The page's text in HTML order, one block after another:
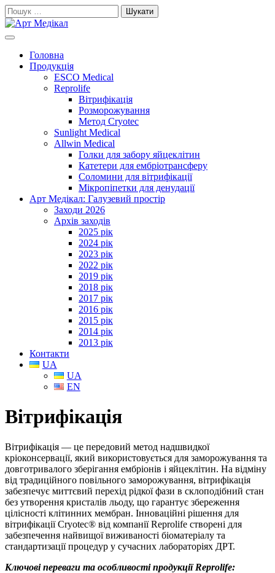
Skip
to
content
Пошук:
Арт Медікал
матеріалиГоловна
Продукція
ESCO Medical
Reprolife
Вітрифікація
Розморожування
Метод Cryotec
Sunlight Medical
Allwin Medical
Голки для забору яйцеклітин
Катетери для ембріотрансферу
Соломини для вітрифікації
Мікропіпетки для денудації
Арт Медікал: Галузевий простір
Заходи 2026
Архів заходів
2025 рік
2024 рік
2023 рік
2022 рік
2019 рік
2018 рік
2017 рік
2016 рік
2015 рік
2014 рік
2013 рік
Контакти
UA
UA
EN
Вітрифікація
Вітрифікація — це передовий метод надшвидкої
кріоконсервації, який використовується для заморожування та
довготривалого зберігання ембріонів і яйцеклітин. На відміну
від традиційного повільного заморожування, вітрифікація
забезпечує миттєвий перехід рідкої фази в склоподібний стан
без утворення кристалів льоду, що гарантує збереження
цілісності клітинних мембран. Інноваційні рішення для
вітрифікації Cryotec® від компанії Reprolife створені для
забезпечення найвищої виживаності біоматеріалу та
стандартизації процедур у сучасних лабораторіях ДРТ.
Ключові переваги та особливості продукції Reprolife: